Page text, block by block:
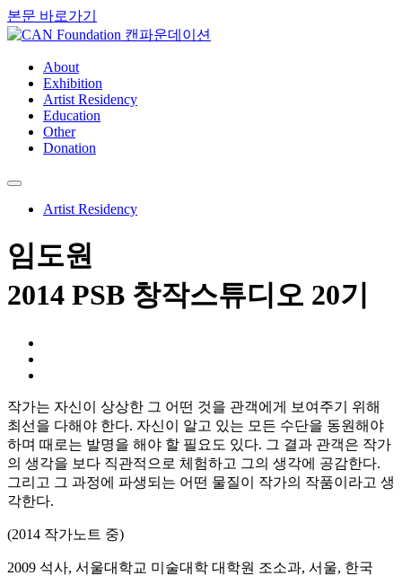
본문 바로가기
About
Exhibition
Artist Residency
Education
Other
Donation
Artist Residency
임도원
2014 PSB 창작스튜디오 20기
작가는 자신이 상상한 그 어떤 것을 관객에게 보여주기 위해
최선을 다해야 한다. 자신이 알고 있는 모든 수단을 동원해야
하며 때로는 발명을 해야 할 필요도 있다. 그 결과 관객은 작가
의 생각을 보다 직관적으로 체험하고 그의 생각에 공감한다.
그리고 그 과정에 파생되는 어떤 물질이 작가의 작품이라고 생
각한다.
(2014 작가노트 중)
2009 석사, 서울대학교 미술대학 대학원 조소과, 서울, 한국